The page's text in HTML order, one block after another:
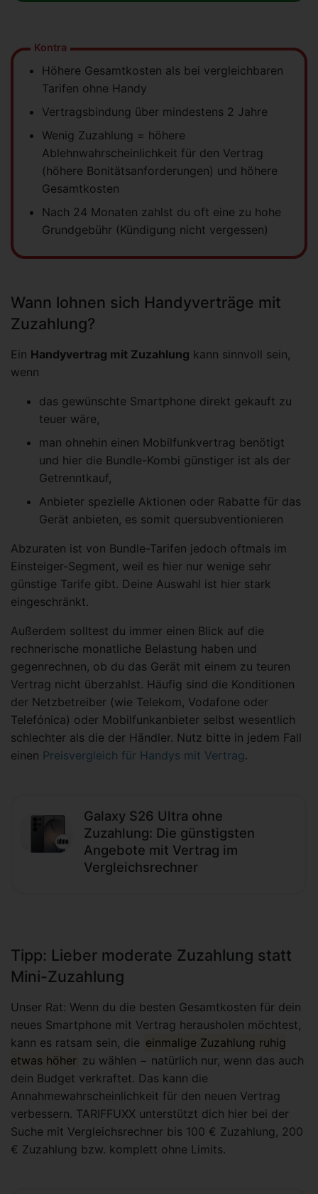
Kontra
Höhere Gesamtkosten als bei vergleichbaren
Tarifen ohne Handy
Vertragsbindung über mindestens 2 Jahre
Wenig Zuzahlung = höhere
Ablehnwahrscheinlichkeit für den Vertrag
(höhere Bonitätsanforderungen) und höhere
Gesamtkosten
Nach 24 Monaten zahlst du oft eine zu hohe
Grundgebühr (Kündigung nicht vergessen)
Wann lohnen sich Handyverträge mit
Zuzahlung?
Ein Handyvertrag mit Zuzahlung kann sinnvoll sein,
wenn
das gewünschte Smartphone direkt gekauft zu
teuer wäre,
man ohnehin einen Mobilfunkvertrag benötigt
und hier die Bundle-Kombi günstiger ist als der
Getrenntkauf,
Anbieter spezielle Aktionen oder Rabatte für das
Gerät anbieten, es somit quersubventionieren
Abzuraten ist von Bundle-Tarifen jedoch oftmals im
Einsteiger-Segment, weil es hier nur wenige sehr
günstige Tarife gibt. Deine Auswahl ist hier stark
eingeschränkt.
Außerdem solltest du immer einen Blick auf die
rechnerische monatliche Belastung haben und
gegenrechnen, ob du das Gerät mit einem zu teuren
Vertrag nicht überzahlst. Häufig sind die Konditionen
der Netzbetreiber (wie Telekom, Vodafone oder
Telefónica) oder Mobilfunkanbieter selbst wesentlich
schlechter als die der Händler. Nutz bitte in jedem Fall
einen Preisvergleich für Handys mit Vertrag .
Galaxy S26 Ultra ohne
Zuzahlung: Die günstigsten
Angebote mit Vertrag im
Vergleichsrechner
Tipp: Lieber moderate Zuzahlung statt
Mini-Zuzahlung
Unser Rat: Wenn du die besten Gesamtkosten für dein
neues Smartphone mit Vertrag herausholen möchtest,
kann es ratsam sein, die einmalige Zuzahlung ruhig
etwas höher zu wählen − natürlich nur, wenn das auch
dein Budget verkraftet. Das kann die
Annahmewahrscheinlichkeit für den neuen Vertrag
verbessern. TARIFFUXX unterstützt dich hier bei der
Suche mit Vergleichsrechner bis 100 € Zuzahlung, 200
€ Zuzahlung bzw. komplett ohne Limits.